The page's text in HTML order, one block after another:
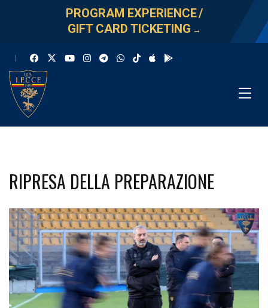
PROGRAM EXPERIENCE/
GIFT CARD TICKETING →
RIPRESA DELLA PREPARAZIONE